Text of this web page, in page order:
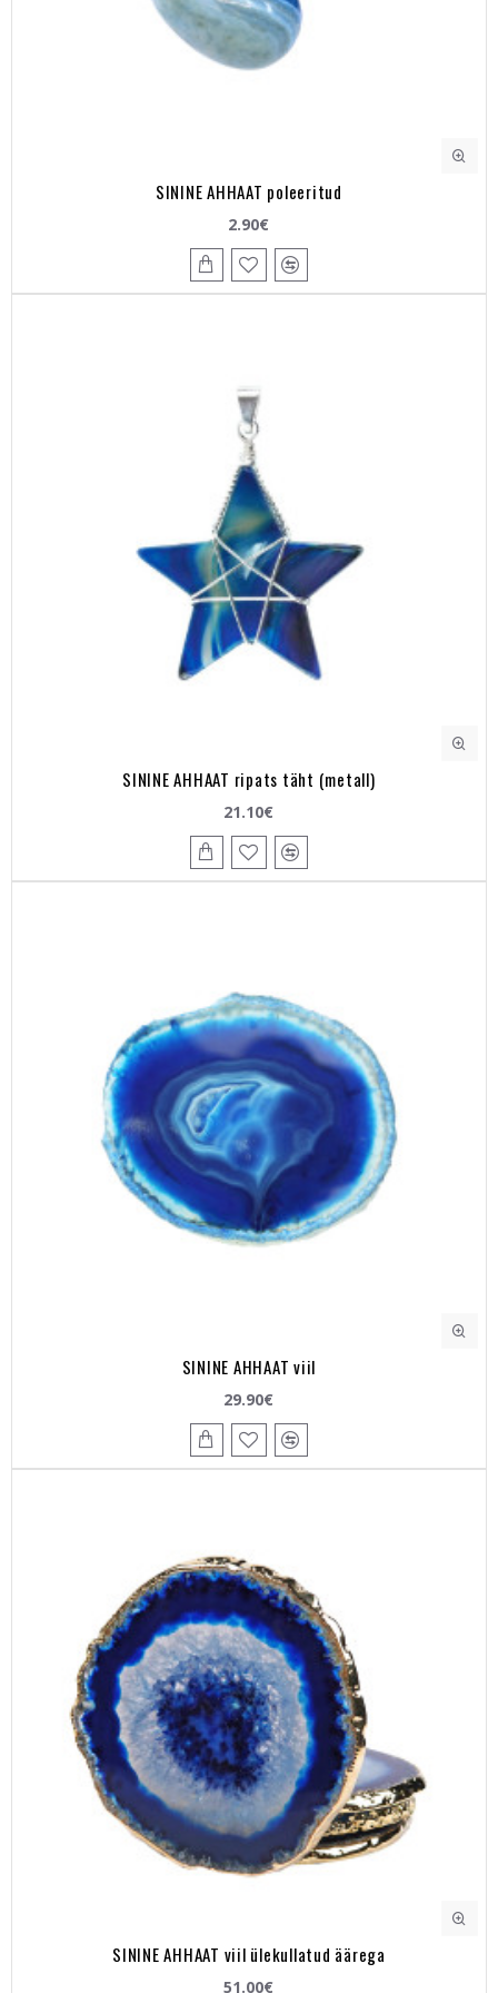
SININE AHHAAT poleeritud
2.90€
SININE AHHAAT ripats täht (metall)
21.10€
SININE AHHAAT viil
29.90€
SININE AHHAAT viil ülekullatud äärega
51.00€